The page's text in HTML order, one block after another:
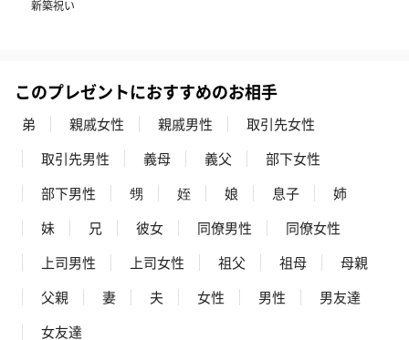
プレミアムビール イネ
ディット（712円）
実楽山田錦 特別純米
酒（655円）
円）
おつまみ・その他
す。
新築祝い
このプレゼントにおすすめのお相手
弟 親戚女性 親戚男性
取引先女性
取引先男性
義母 義父
部下女性
部下男性
甥 姪 娘 息子
姉
妹
兄 彼女 同僚男性
同僚女性
上司男性
上司女性 祖父 祖母
母親
父親
妻 夫 女性 男性
男友達
女友達